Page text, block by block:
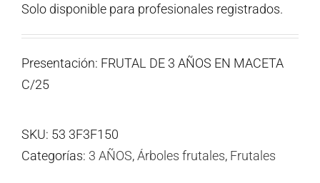
Solo disponible para profesionales registrados.
Presentación: FRUTAL DE 3 AÑOS EN MACETA
C/25
SKU: 53 3F3F150
Categorías: 3 AÑOS,Árboles frutales, Frutales